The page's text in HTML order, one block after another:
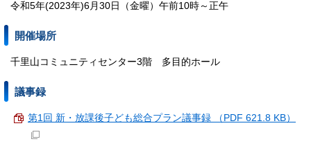
令和5年(2023年)6月30日（金曜）午前10時～正午
開催場所
千里山コミュニティセンター3階 多目的ホール
議事録
第1回 新・放課後子ども総合プラン議事録 （PDF 621.8 KB）